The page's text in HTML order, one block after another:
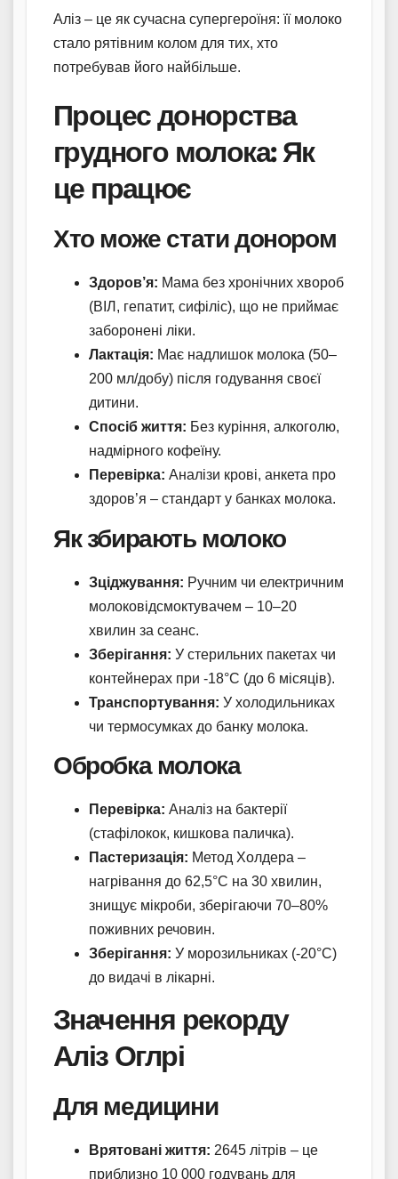
Аліз – це як сучасна супергероїня: її молоко
стало рятівним колом для тих, хто
потребував його найбільше.
Процес донорства
грудного молока: Як
це працює
Хто може стати донором
Здоров’я: Мама без хронічних хвороб
(ВІЛ, гепатит, сифіліс), що не приймає
заборонені ліки.
Лактація: Має надлишок молока (50–
200 мл/добу) після годування своєї
дитини.
Спосіб життя: Без куріння, алкоголю,
надмірного кофеїну.
Перевірка: Аналізи крові, анкета про
здоров’я – стандарт у банках молока.
Як збирають молоко
Зціджування: Ручним чи електричним
молоковідсмоктувачем – 10–20
хвилин за сеанс.
Зберігання: У стерильних пакетах чи
контейнерах при -18°C (до 6 місяців).
Транспортування: У холодильниках
чи термосумках до банку молока.
Обробка молока
Перевірка: Аналіз на бактерії
(стафілокок, кишкова паличка).
Пастеризація: Метод Холдера –
нагрівання до 62,5°C на 30 хвилин,
знищує мікроби, зберігаючи 70–80%
поживних речовин.
Зберігання: У морозильниках (-20°C)
до видачі в лікарні.
Значення рекорду
Аліз Оглрі
Для медицини
Врятовані життя: 2645 літрів – це
приблизно 10 000 годувань для